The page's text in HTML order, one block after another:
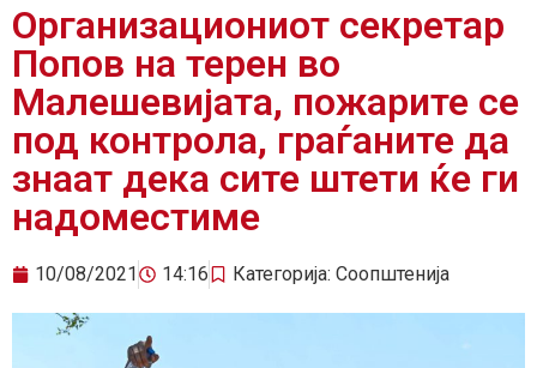
Организациониот секретар
Попов на терен во
Малешевијата, пожарите се
под контрола, граѓаните да
знаат дека сите штети ќе ги
надоместиме
10/08/2021 14:16 Категорија: Соопштенија